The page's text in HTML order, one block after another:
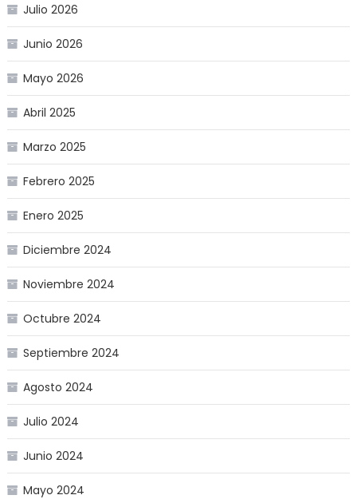
Julio 2026
Junio 2026
Mayo 2026
Abril 2025
Marzo 2025
Febrero 2025
Enero 2025
Diciembre 2024
Noviembre 2024
Octubre 2024
Septiembre 2024
Agosto 2024
Julio 2024
Junio 2024
Mayo 2024